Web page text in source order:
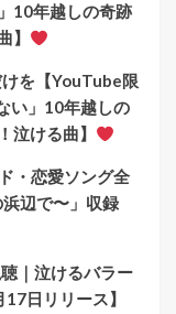
10年越しの奇跡
】
を【YouTube限
い」10年越しの
泣ける曲】
・恋愛ソング全
辺で〜」収録
｜泣けるバラー
日リリース】